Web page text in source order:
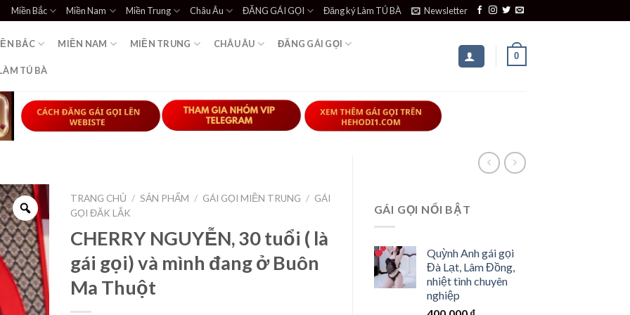
Miền Bắc Miền Nam Miền Trung Châu Âu ĐĂNG GÁI GỌI Đăng ký Làm TÚ BÀ Newsletter
BẮC MIỀN NAM MIỀN TRUNG CHÂU ÂU ĐĂNG GÁI GỌI
TÚ BÀ
0
GÁI GỌI NỔI BẬT
Quỳnh Anhgái gọi
Đà Lạt, Lâm Đồng,
nhiệt tình chuyên
nghiệp
TRANG CHỦ / SẢN PHẨM / GÁI GỌI MIỀN TRUNG / GÁI
GỌI ĐĂK LẮK
CHERRY NGUYỄN, 30 tuổi ( là
gái gọi) và mình đang ở Buôn
Ma Thuột